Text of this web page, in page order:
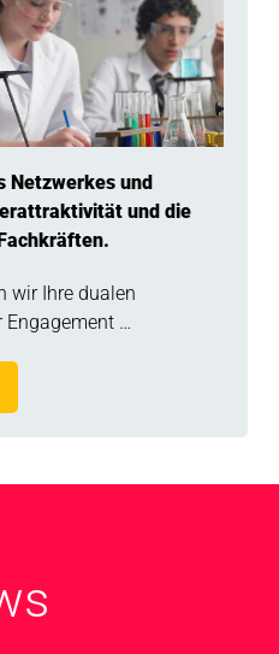
Netzwerkes und
und die
wir Ihre dualen
Engagement …